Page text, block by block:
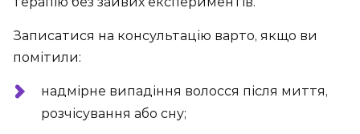
Записатися на консультацію варто, якщо ви
помітили:
надмірне випадіння волосся після миття,
розчісування або сну;